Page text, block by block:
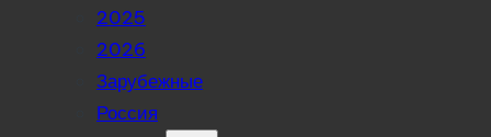
2025
2026
Зарубежные
Россия